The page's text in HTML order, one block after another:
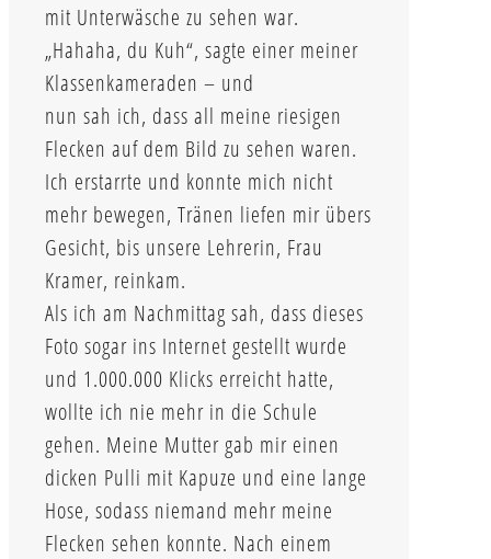
mit Unterwäsche zu sehen war.
„Hahaha, du Kuh“, sagte einer meiner
Klassenkameraden – und
nun sah ich, dass all meine riesigen
Flecken auf dem Bild zu sehen waren.
Ich erstarrte und konnte mich nicht
mehr bewegen, Tränen liefen mir übers
Gesicht, bis unsere Lehrerin, Frau
Kramer, reinkam.
Als ich am Nachmittag sah, dass dieses
Foto sogar ins Internet gestellt wurde
und 1.000.000 Klicks erreicht hatte,
wollte ich nie mehr in die Schule
gehen. Meine Mutter gab mir einen
dicken Pulli mit Kapuze und eine lange
Hose, sodass niemand mehr meine
Flecken sehen konnte. Nach einem